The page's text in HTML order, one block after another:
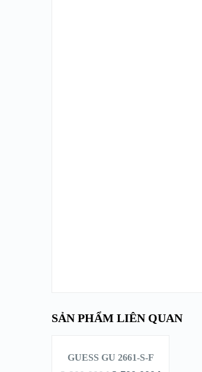
SẢN PHẨM LIÊN QUAN
THÊM VÀO
GUESS GU 2661-S-F